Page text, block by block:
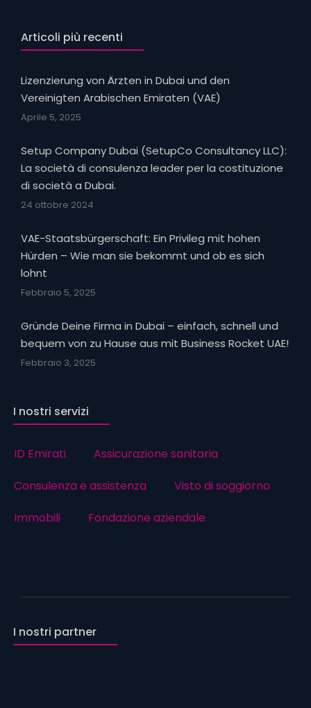
Articoli più recenti
Lizenzierung von Ärzten in Dubai und den
Vereinigten Arabischen Emiraten (VAE)
Aprile 5, 2025
Setup Company Dubai (SetupCo Consultancy LLC):
La società di consulenza leader per la costituzione
di società a Dubai.
24 ottobre 2024
VAE-Staatsbürgerschaft: Ein Privileg mit hohen
Hürden – Wie man sie bekommt und ob es sich
lohnt
Febbraio 5, 2025
Gründe Deine Firma in Dubai – einfach, schnell und
bequem von zu Hause aus mit Business Rocket UAE!
Febbraio 3, 2025
I nostri servizi
ID Emirati
Assicurazione sanitaria
Consulenza e assistenza
Visto di soggiorno
Immobili
Fondazione aziendale
I nostri partner